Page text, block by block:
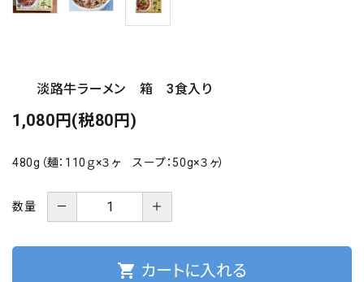
一品、調味料
INFORMATIOM
お支払い・配送
よくある質問
特定商取引
プライバシーポリシー
淡路牛ラーメン 箱 3食入り
1,080円(税80円)
480g（麺：110ｇ×３ヶ スープ：50g×３ヶ）
数量 － ＋
shopping_cart カートに入れる